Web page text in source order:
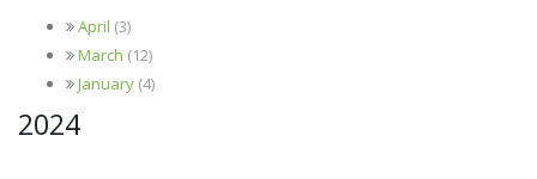
April (3)
March (12)
January (4)
2024